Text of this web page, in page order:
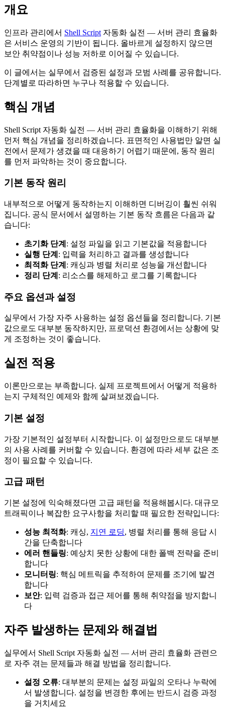
개요
인프라 관리에서 Shell Script 자동화 실전 — 서버 관리 효율화
은 서비스 운영의 기반이 됩니다. 올바르게 설정하지 않으면
보안 취약점이나 성능 저하로 이어질 수 있습니다.
이 글에서는 실무에서 검증된 설정과 모범 사례를 공유합니다.
단계별로 따라하면 누구나 적용할 수 있습니다.
핵심 개념
Shell Script 자동화 실전 — 서버 관리 효율화을 이해하기 위해
먼저 핵심 개념을 정리하겠습니다. 표면적인 사용법만 알면 실
전에서 문제가 생겼을 때 대응하기 어렵기 때문에, 동작 원리
를 먼저 파악하는 것이 중요합니다.
기본 동작 원리
내부적으로 어떻게 동작하는지 이해하면 디버깅이 훨씬 쉬워
집니다. 공식 문서에서 설명하는 기본 동작 흐름은 다음과 같
습니다:
초기화 단계 : 설정 파일을 읽고 기본값을 적용합니다
실행 단계 : 입력을 처리하고 결과를 생성합니다
최적화 단계 : 캐싱과 병렬 처리로 성능을 개선합니다
정리 단계 : 리소스를 해제하고 로그를 기록합니다
주요 옵션과 설정
실무에서 가장 자주 사용하는 설정 옵션들을 정리합니다. 기본
값으로도 대부분 동작하지만, 프로덕션 환경에서는 상황에 맞
게 조정하는 것이 좋습니다.
실전 적용
이론만으로는 부족합니다. 실제 프로젝트에서 어떻게 적용하
는지 구체적인 예제와 함께 살펴보겠습니다.
기본 설정
가장 기본적인 설정부터 시작합니다. 이 설정만으로도 대부분
의 사용 사례를 커버할 수 있습니다. 환경에 따라 세부 값은 조
정이 필요할 수 있습니다.
고급 패턴
기본 설정에 익숙해졌다면 고급 패턴을 적용해봅시다. 대규모
트래픽이나 복잡한 요구사항을 처리할 때 필요한 전략입니다:
성능 최적화: 캐싱, 지연 로딩, 병렬 처리를 통해 응답 시
간을 단축합니다
에러 핸들링: 예상치 못한 상황에 대한 폴백 전략을 준비
합니다
모니터링: 핵심 메트릭을 추적하여 문제를 조기에 발견
합니다
보안: 입력 검증과 접근 제어를 통해 취약점을 방지합니
다
자주 발생하는 문제와 해결법
실무에서 Shell Script 자동화 실전 — 서버 관리 효율화 관련으
로 자주 겪는 문제들과 해결 방법을 정리합니다.
설정 오류: 대부분의 문제는 설정 파일의 오타나 누락에
서 발생합니다. 설정을 변경한 후에는 반드시 검증 과정
을 거치세요